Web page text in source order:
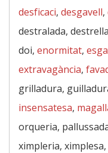
desficaci, desgavell,
destralada,
doi, enormitat,
extravagància,
grilladura,
insensatesa,
orqueria,
ximpleria, ximplesa,